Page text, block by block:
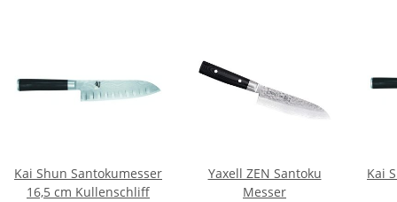
Kai Shun Santokumesser
16,5 cm Kullenschliff
Yaxell ZEN Santoku
Messer
Kai